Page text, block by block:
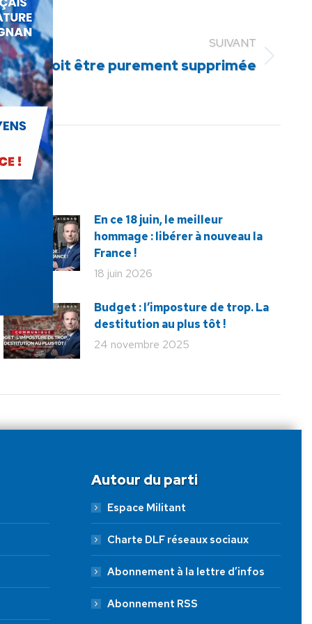
SUIVANT
taxe doit être purement supprimée
En ce 18 juin, le meilleur
hommage : libérer à nouveau la
France !
18 juin 2026
Budget : l’imposture de trop. La
destitution au plus tôt !
24 novembre 2025
Autour du parti
Espace Militant
Charte DLF réseaux sociaux
Abonnement à la lettre d’infos
Abonnement RSS